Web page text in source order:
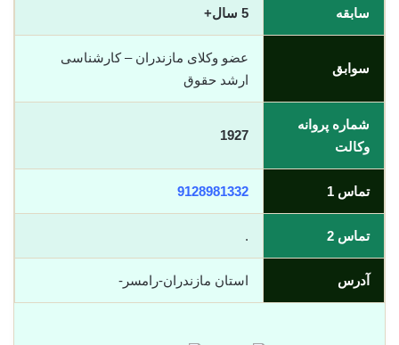
سابقه 5 سال+
سوابق
عضو وکلای مازندران – کارشناسی
ارشد حقوق
شماره پروانه
وکالت
1927
تماس 1 9128981332
تماس 2 .
آدرس استان مازندران-رامسر-